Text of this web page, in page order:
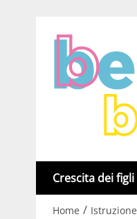
Crescita dei figli
Home / Istruzione